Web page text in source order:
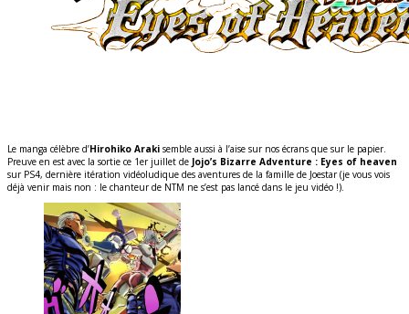
Le manga célèbre d’Hirohiko Araki semble aussi à l’aise sur nos écrans que sur le papier.
Preuve en est avec la sortie ce 1er juillet de Jojo’s Bizarre Adventure : Eyes of heaven
sur PS4, dernière itération vidéoludique des aventures de la famille de Joestar (je vous vois
déjà venir mais non : le chanteur de NTM ne s’est pas lancé dans le jeu vidéo !).